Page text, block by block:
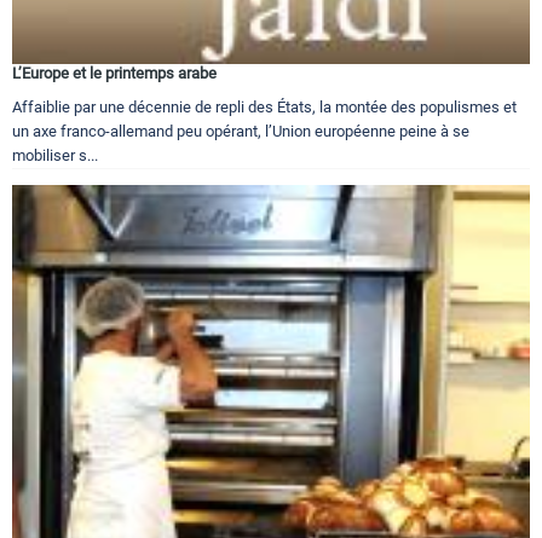
L’Europe et le printemps arabe
Affaiblie par une décennie de repli des États, la montée des populismes et
un axe franco-allemand peu opérant, l’Union européenne peine à se
mobiliser s...